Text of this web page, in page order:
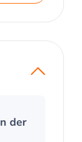
der